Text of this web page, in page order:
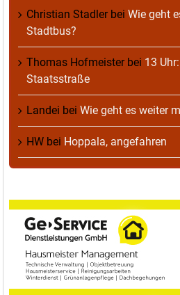
Christian Stadlerbei Wie geht
Stadtbus?
Thomas Hofmeisterbei 13
Staatsstraße
Landei bei Wie geht es weiter
HW bei Hoppala, angefahren